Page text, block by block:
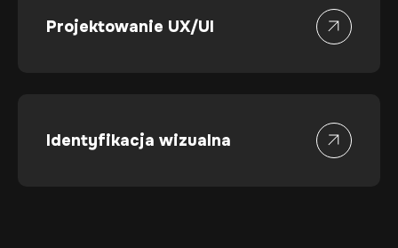
Projektowanie UX/UI
Identyfikacja wizualna